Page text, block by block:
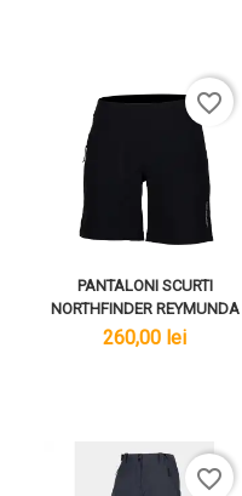
PANTALONI SCURTI
NORTHFINDER REYMUNDA
lei
260,00 lei
favorite_border
favorite_border